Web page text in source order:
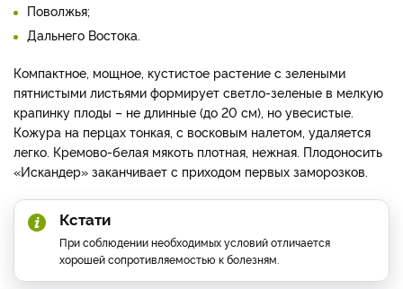
Поволжья;
Дальнего Востока.
Компактное, мощное, кустистое растение с зелеными
пятнистыми листьями формирует светло-зеленые в мелкую
крапинку плоды – не длинные (до 20 см), но увесистые.
Кожура на перцах тонкая, с восковым налетом, удаляется
легко. Кремово-белая мякоть плотная, нежная. Плодоносить
«Искандер» заканчивает с приходом первых заморозков.
Кстати
При соблюдении необходимых условий отличается
хорошей сопротивляемостью к болезням.